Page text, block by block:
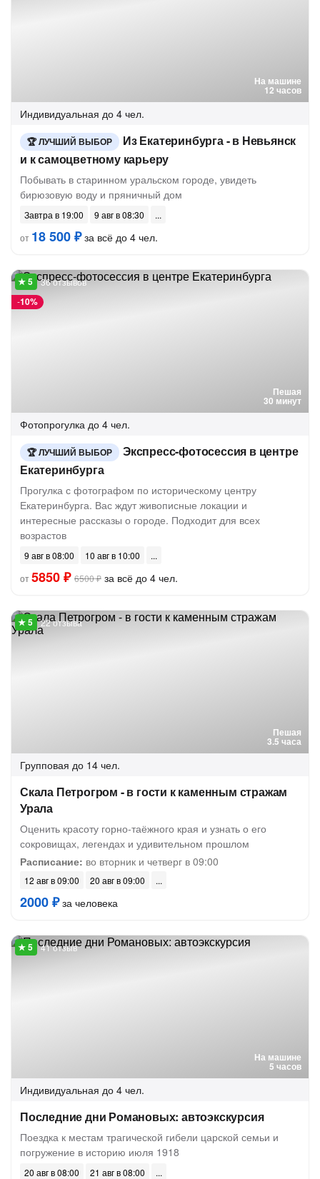
На машине
12 часов
Индивидуальная до 4 чел.
ЛУЧШИЙ ВЫБОР
Из Екатеринбурга - в Невьянск
и к самоцветному карьеру
Побывать в старинном уральском городе, увидеть
бирюзовую воду и пряничный дом
Завтра в 19:00
9 авг в 08:30
от 18 500 ₽за всё до 4 чел.
Пешая
30 минут
-10%
36 отзывов
Фотопрогулка до 4 чел.
ЛУЧШИЙ ВЫБОР
Экспресс-фотосессия в центре
Екатеринбурга
Прогулка с фотографом по историческому центру
Екатеринбурга. Вас ждут живописные локации и
интересные рассказы о городе. Подходит для всех
возрастов
9 авг в 08:00
10 авг в 10:00
от5850 ₽ 6500 ₽ за всё до 4 чел.
Пешая
3.5 часа
22 отзыва
Групповая до 14 чел.
Скала Петрогром - в гости к каменным стражам
Урала
Оценить красоту горно-таёжного края и узнать о его
сокровищах, легендах и удивительном прошлом
Расписание: во вторник и четверг в 09:00
12 авг в 09:00 20 авг в 09:00
2000 ₽за человека
На машине
5 часов
41 отзыв
Индивидуальная до 4 чел.
Последние дни Романовых: автоэкскурсия
Поездка к местам трагической гибели царской семьи и
погружение в историю июля 1918
20 авг в 08:00
21 авг в 08:00